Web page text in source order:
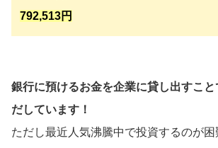
792,513円
銀行に預けるお金を企業に貸し出すこ
だしています！
ただし最近人気沸騰中で投資するのが困